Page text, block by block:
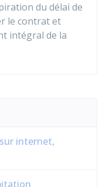
du délai de
le contrat et
intégral de la
internet,